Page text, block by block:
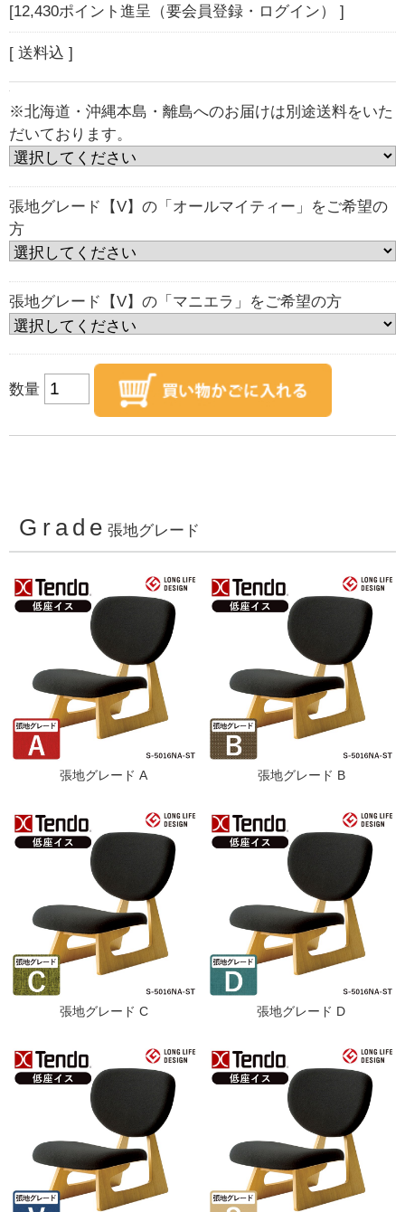
[12,430ポイント進呈（要会員登録・ログイン） ]
[ 送料込 ]
※北海道・沖縄本島・離島へのお届けは別途送料をいた
だいております。
張地グレード【V】の「オールマイティー」をご希望の
方
張地グレード【V】の「マニエラ」をご希望の方
数量
Grade 張地グレード
張地グレード A 張地グレード B
張地グレード C 張地グレード D